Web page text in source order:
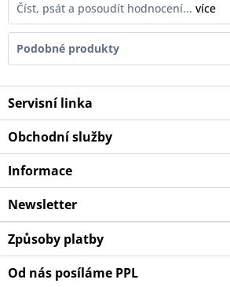
Číst, psát a posoudít hodnocení... více
Podobné produkty
Servisní linka
Obchodní služby
Informace
Newsletter
Způsoby platby
Od nás posíláme PPL